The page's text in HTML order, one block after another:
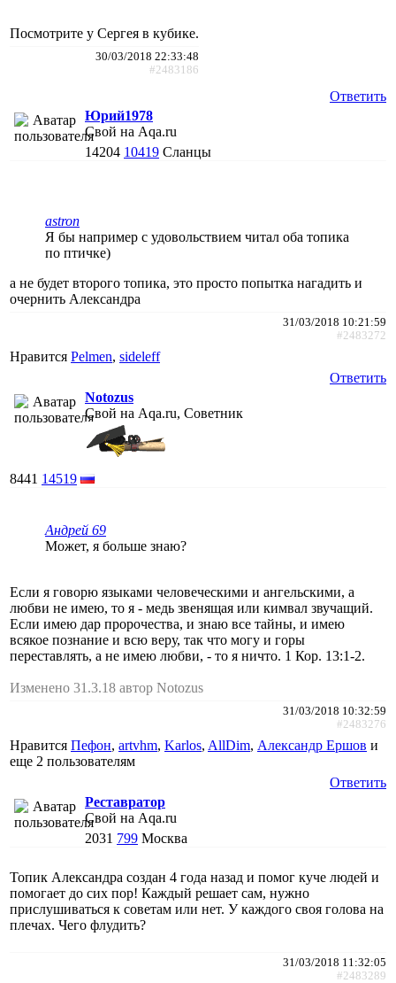
Посмотрите у Сергея в кубике.
30/03/2018 22:33:48
#2483186
Ответить
Юрий1978
Свой на Aqa.ru
14204 10419 Сланцы
astron
Я бы например с удовольствием читал оба топика
по птичке)
а не будет второго топика, это просто попытка нагадить и
очернить Александра
31/03/2018 10:21:59
#2483272
Нравится Pelmen, sideleff
Ответить
Notozus
Свой на Aqa.ru, Советник
8441 14519
Андрей 69
Может, я больше знаю?
Если я говорю языками человеческими и ангельскими, а
любви не имею, то я - медь звенящая или кимвал звучащий.
Если имею дар пророчества, и знаю все тайны, и имею
всякое познание и всю веру, так что могу и горы
переставлять, а не имею любви, - то я ничто. 1 Кор. 13:1-2.
Изменено 31.3.18 автор Notozus
31/03/2018 10:32:59
#2483276
Нравится Пефон, artvhm, Karlos, AllDim, Александр Ершов и
еще 2 пользователям
Ответить
Реставратор
Свой на Aqa.ru
2031 799 Москва
Топик Александра создан 4 года назад и помог куче людей и
помогает до сих пор! Каждый решает сам, нужно
прислушиваться к советам или нет. У каждого своя голова на
плечах. Чего флудить?
31/03/2018 11:32:05
#2483289